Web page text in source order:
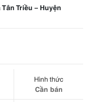
Triều – Huyện
Hình thức
Cần bán